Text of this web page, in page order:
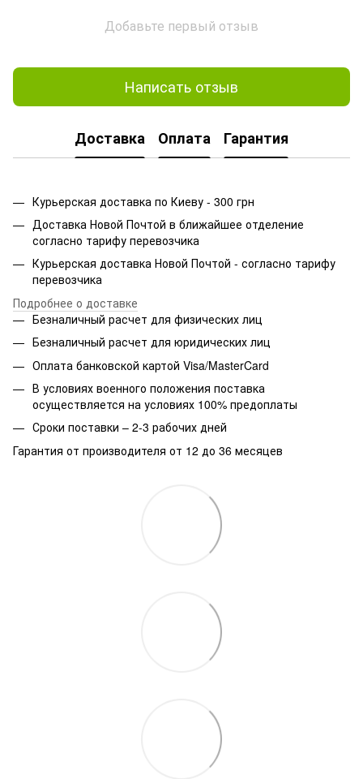
Добавьте первый отзыв
Написать отзыв
Доставка Оплата Гарантия
Курьерская доставка по Киеву - 300 грн
Доставка Новой Почтой в ближайшее отделение
согласно тарифу перевозчика
Курьерская доставка Новой Почтой - согласно тарифу
перевозчика
Подробнее о доставке
Безналичный расчет для физических лиц
Безналичный расчет для юридических лиц
Оплата банковской картой Visa/MasterCard
В условиях военного положения поставка
осуществляется на условиях 100% предоплаты
Сроки поставки – 2-3 рабочих дней
Гарантия от производителя от 12 до 36 месяцев